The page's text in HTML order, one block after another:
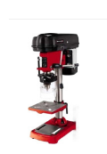
еще 2 фото